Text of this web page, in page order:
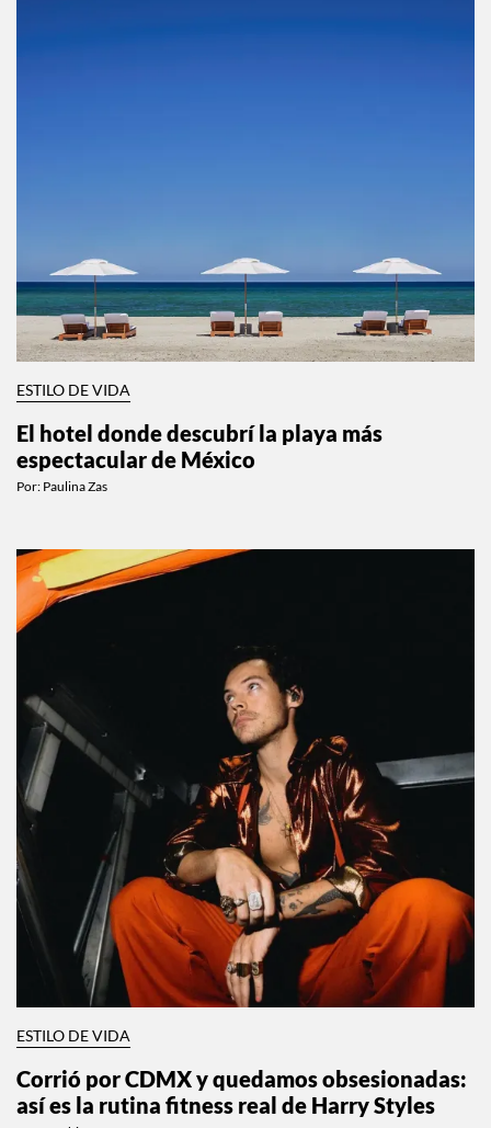
ESTILO DE VIDA
El hotel donde descubrí la playa más
espectacular de México
Por: Paulina Zas
ESTILO DE VIDA
Corrió por CDMX y quedamos obsesionadas:
así es la rutina fitness real de Harry Styles